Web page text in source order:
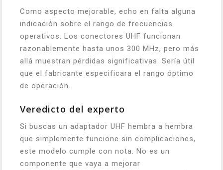
Como aspecto mejorable, echo en falta alguna
indicación sobre el rango de frecuencias
operativos. Los conectores UHF funcionan
razonablemente hasta unos 300 MHz, pero más
allá muestran pérdidas significativas. Sería útil
que el fabricante especificara el rango óptimo
de operación.
Veredicto del experto
Si buscas un adaptador UHF hembra a hembra
que simplemente funcione sin complicaciones,
este modelo cumple con nota. No es un
componente que vaya a mejorar